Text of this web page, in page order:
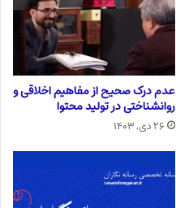
عدم درک صحیح از مفاهیم اخلاقی و
روانشناختی در تولید محتوا
۲۶ دی, ۱۴۰۳